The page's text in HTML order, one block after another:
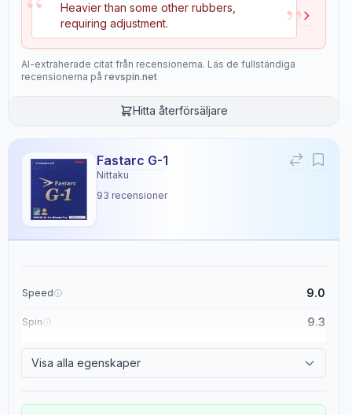
Heavier than some other rubbers,
requiring adjustment.
”
AI-extraherade citat från recensionerna. Läs de fullständiga
recensionerna på revspin.net
Hitta återförsäljare
Fastarc G-1
Nittaku
93 recensioner
Speed 9.0
Spin 9.3
Visa alla egenskaper
Speed
9.5 8.7
0.0
Weight
6.5
Gears
9.5 6.4
Consistency
Overall